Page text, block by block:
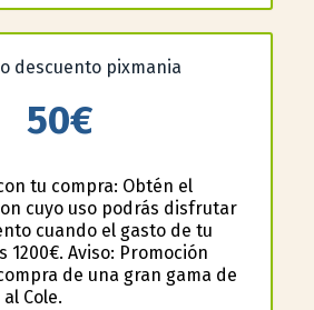
50€
tu compra: Obtén el
cuyo uso podrás disfrutar
cuando el gasto de tu
1200€. Aviso: Promoción
de una gran gama de
Cole.